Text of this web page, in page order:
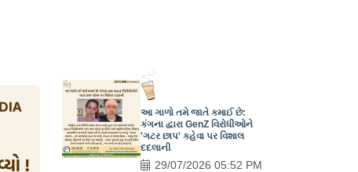
આ ગાળો તમે જાતે કમાઈ છે:
કંગના દ્વારા GenZ વિરોધીઓને
'ગટર છાપ' કહેવા પર વિશાલ
દદલાની
29/07/2026 05:52 PM